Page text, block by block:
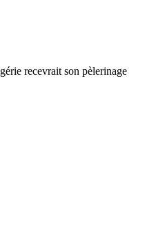
recevrait son pèlerinage